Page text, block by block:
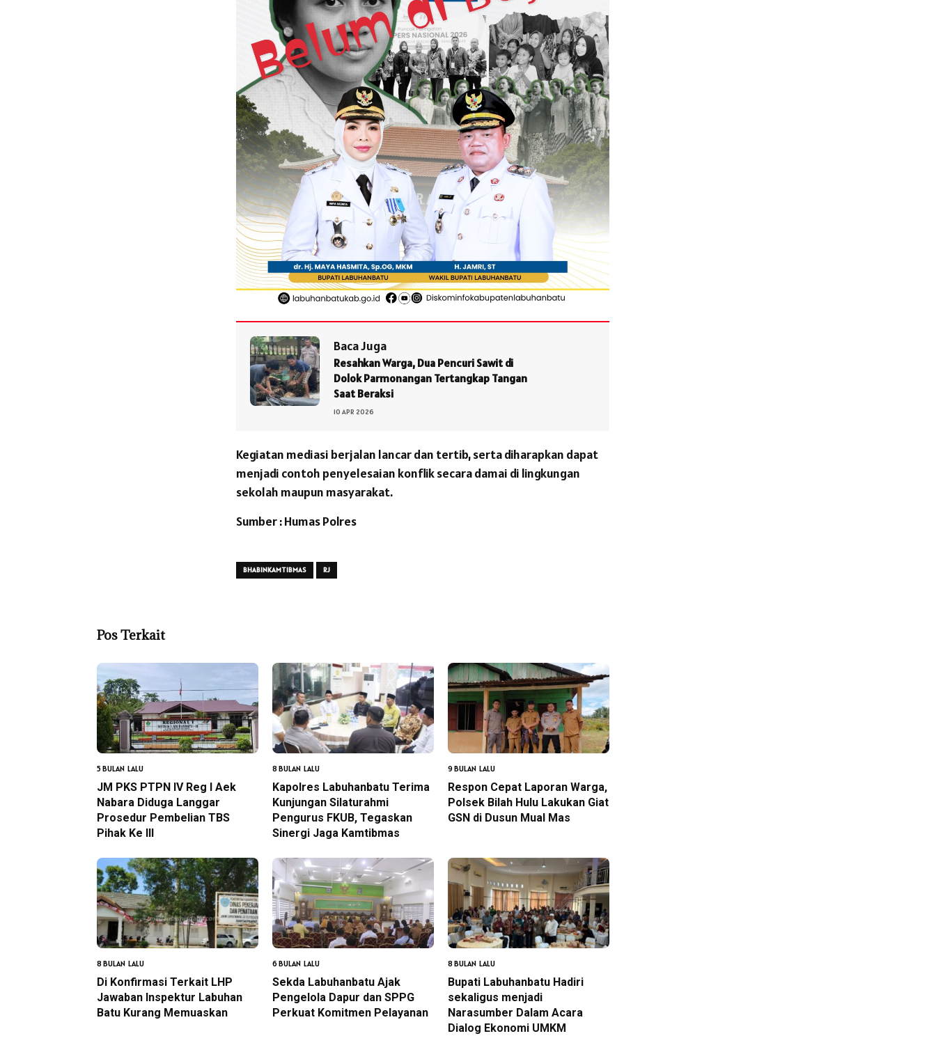
Baca Juga
Resahkan Warga, Dua Pencuri Sawit di
Dolok Parmonangan Tertangkap Tangan
Saat Beraksi
10 APR 2026
Kegiatan mediasi berjalan lancar dan tertib, serta diharapkan dapat
menjadi contoh penyelesaian konflik secara damai di lingkungan
sekolah maupun masyarakat.
Sumber : Humas Polres
BHABINKAMTIBMAS RJ
Pos Terkait
5 BULAN LALU
JM PKS PTPN IV Reg I Aek
Nabara Diduga Langgar
Prosedur Pembelian TBS
Pihak Ke III
8 BULAN LALU
Kapolres Labuhanbatu Terima
Kunjungan Silaturahmi
Pengurus FKUB, Tegaskan
Sinergi Jaga Kamtibmas
9 BULAN LALU
Respon Cepat Laporan Warga,
Polsek Bilah Hulu Lakukan Giat
GSN di Dusun Mual Mas
8 BULAN LALU
Di Konfirmasi Terkait LHP
Jawaban Inspektur Labuhan
Batu Kurang Memuaskan
6 BULAN LALU
Sekda Labuhanbatu Ajak
Pengelola Dapur dan SPPG
Perkuat Komitmen Pelayanan
8 BULAN LALU
Bupati Labuhanbatu Hadiri
sekaligus menjadi
Narasumber Dalam Acara
Dialog Ekonomi UMKM